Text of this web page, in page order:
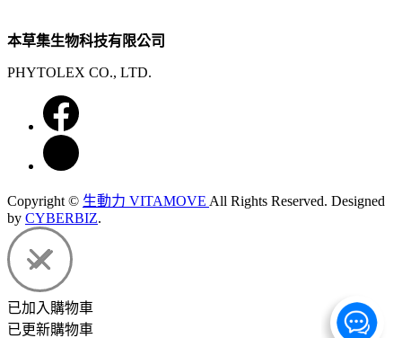
本草集生物科技有限公司
PHYTOLEX CO., LTD.
Copyright © 生動力 VITAMOVE All Rights Reserved. Designed
by CYBERBIZ.
已加入購物車
已更新購物車